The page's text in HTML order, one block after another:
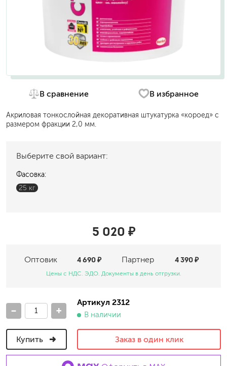
В сравнение В избранное
Акриловая тонкослойная декоративная штукатурка «короед» с
размером фракции 2,0 мм.
Выберите свой вариант:
Фасовка:
25 кг
5 020 ₽
Оптовик Партнер
4 690 ₽ 4 390 ₽
Цены с НДС. ЭДО. Документы в день отгрузки.
- +
Артикул 2312
В наличии
Купить Заказ в один клик